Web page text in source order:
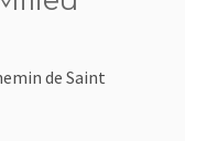
de Saint